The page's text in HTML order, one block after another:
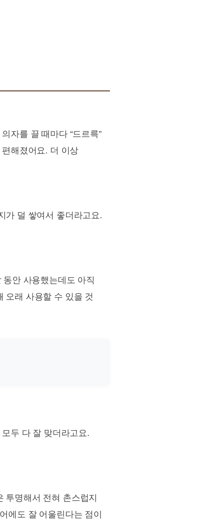
자를 끌 때마다 “드르륵”
해졌어요. 더 이상
가 덜 쌓여서 좋더라고요.
동안 사용했는데도 아직
오래 사용할 수 있을 것
두 다 잘 맞더라고요.
명해서 전혀 촌스럽지
에도 잘 어울린다는 점이